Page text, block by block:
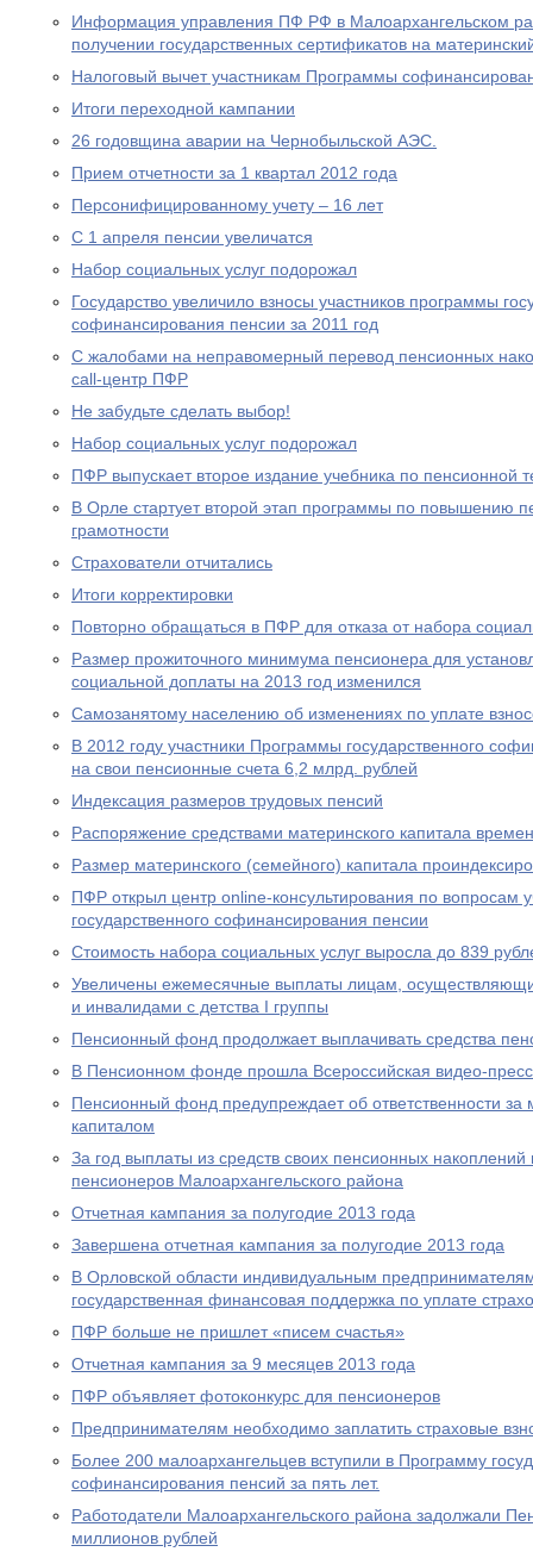
Информация управления ПФ РФ в Малоархангельском
получении государственных сертификатов на
Налоговый вычет участникам Программы
Итоги переходной кампании
26 годовщина аварии на Чернобыльской АЭС.
Прием отчетности за 1 квартал 2012 года
Персонифицированному учету – 16 лет
С 1 апреля пенсии увеличатся
Набор социальных услуг подорожал
Государство увеличило взносы участников программы
софинансирования пенсии за 2011 год
С жалобами на неправомерный перевод пенсионных
call-центр ПФР
Не забудьте сделать выбор!
Набор социальных услуг подорожал
ПФР выпускает второе издание учебника по пенсионной
В Орле стартует второй этап программы по повышению
грамотности
Страхователи отчитались
Итоги корректировки
Повторно обращаться в ПФР для отказа от набора
Размер прожиточного минимума пенсионера для
социальной доплаты на 2013 год изменился
Самозанятому населению об изменениях по уплате
В 2012 году участники Программы государственного
на свои пенсионные счета 6,2 млрд. рублей
Индексация размеров трудовых пенсий
Распоряжение средствами материнского капитала
Размер материнского (семейного) капитала
ПФР открыл центр online-консультирования по вопросам
государственного софинансирования пенсии
Стоимость набора социальных услуг выросла до 839
Увеличены ежемесячные выплаты лицам,
и инвалидами с детства I группы
Пенсионный фонд продолжает выплачивать средства
В Пенсионном фонде прошла Всероссийская видео-
Пенсионный фонд предупреждает об ответственности
капиталом
За год выплаты из средств своих пенсионных накоплений
пенсионеров Малоархангельского района
Отчетная кампания за полугодие 2013 года
Завершена отчетная кампания за полугодие 2013 года
В Орловской области индивидуальным
государственная финансовая поддержка по уплате
ПФР больше не пришлет «писем счастья»
Отчетная кампания за 9 месяцев 2013 года
ПФР объявляет фотоконкурс для пенсионеров
Предпринимателям необходимо заплатить страховые
Более 200 малоархангельцев вступили в Программу
софинансирования пенсий за пять лет.
Работодатели Малоархангельского района задолжали
миллионов рублей